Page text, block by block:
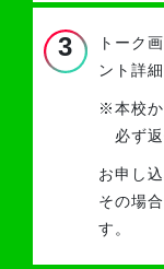
3 トーク
ント詳
※本校
必ず
お申し
その場
す。